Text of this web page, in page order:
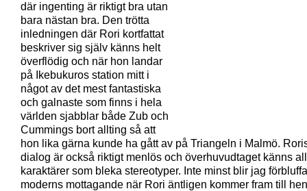
där ingenting är riktigt bra utan
bara nästan bra. Den trötta
inledningen där Rori kortfattat
beskriver sig själv känns helt
överflödig och när hon landar
på Ikebukuros station mitt i
något av det mest fantastiska
och galnaste som finns i hela
världen sjabblar både Zub och
Cummings bort allting så att
hon lika gärna kunde ha gått av på Triangeln i Malmö.
dialog är också riktigt menlös och överhuvudtaget känns
karaktärer som bleka stereotyper. Inte minst blir jag
moderns mottagande när Rori äntligen kommer fram till